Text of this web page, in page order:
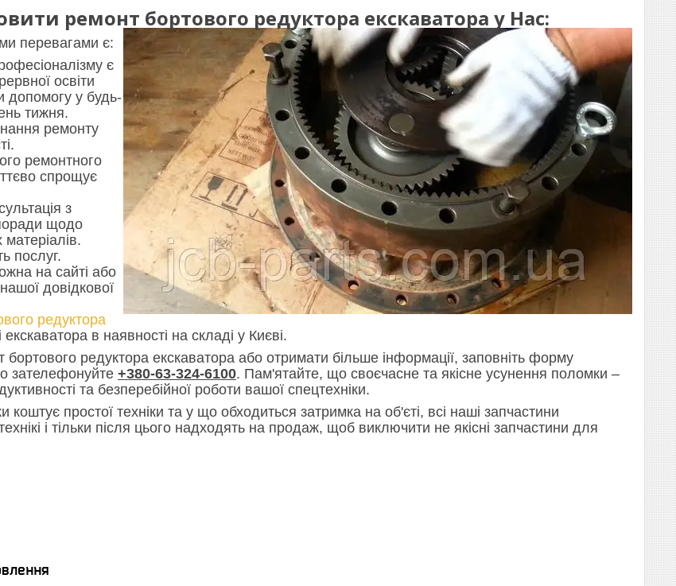
ремонт бортового редуктора екскаватора у Нас:
перевагами є:
є
освіти
допомогу у будь-
тижня.
ремонту
ремонтного
спрощує
з
щодо
послуг.
на сайті або
довідкової
редуктора
екскаватора в наявності на складі у Києві.
редуктора екскаватора або отримати більше інформації, заповніть форму
зателефонуйте +380-63-324-6100. Пам'ятайте, що своєчасне та якісне усунення поломки –
та безперебійної роботи вашої спецтехніки.
коштує простої техніки та у що обходиться затримка на об'єті, всі наші запчастини
і тільки після цього надходять на продаж, щоб виключити не якісні запчастини для